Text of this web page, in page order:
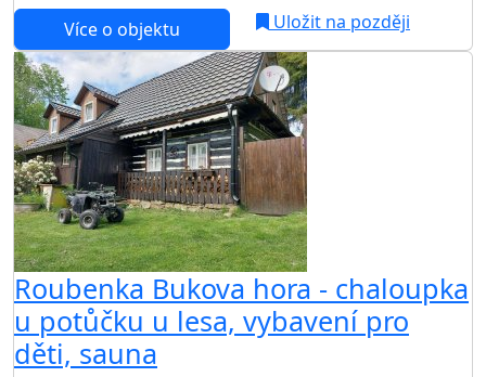
Více o objektu Uložit na později
Roubenka Bukova hora - chaloupka
u potůčku u lesa, vybavení pro
děti, sauna